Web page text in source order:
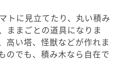
トに見立てたり、丸い積み
ままごとの道具になりま
高い塔、怪獣などが作れま
のでも、積み木なら自在で